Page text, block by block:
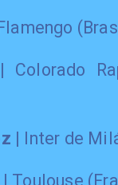
Colorado
| Inter de
| Toulouse